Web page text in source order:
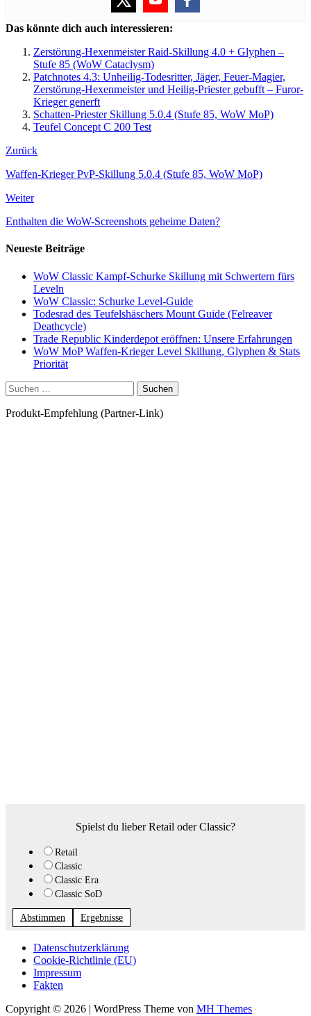
Das könnte dich auch interessieren:
Zerstörung-Hexenmeister Raid-Skillung 4.0 + Glyphen –
Stufe 85 (WoW Cataclysm)
Patchnotes 4.3: Unheilig-Todesritter, Jäger, Feuer-Magier,
Zerstörung-Hexenmeister und Heilig-Priester gebufft – Furor-
Krieger generft
Schatten-Priester Skillung 5.0.4 (Stufe 85, WoW MoP)
Teufel Concept C 200 Test
Zurück
Waffen-Krieger PvP-Skillung 5.0.4 (Stufe 85, WoW MoP)
Weiter
Enthalten die WoW-Screenshots geheime Daten?
Neueste Beiträge
WoW Classic Kampf-Schurke Skillung mit Schwertern fürs
Leveln
WoW Classic: Schurke Level-Guide
Todesrad des Teufelshäschers Mount Guide (Felreaver
Deathcycle)
Trade Republic Kinderdepot eröffnen: Unsere Erfahrungen
WoW MoP Waffen-Krieger Level Skillung, Glyphen & Stats
Priorität
Suchen
nach:
Produkt-Empfehlung (Partner-Link)
Spielst du lieber Retail oder Classic?
Retail
Classic
Classic Era
Classic SoD
Abstimmen Ergebnisse
Datenschutzerklärung
Cookie-Richtlinie (EU)
Impressum
Fakten
Copyright © 2026 | WordPress Theme von MH Themes